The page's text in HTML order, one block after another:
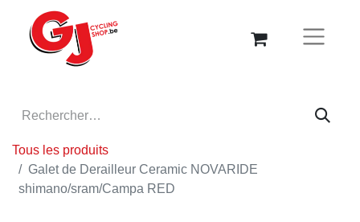
Tous les produits
Galet de Derailleur Ceramic NOVARIDE
shimano/sram/Campa RED